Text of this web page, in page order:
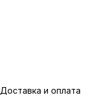
Доставка и оплата